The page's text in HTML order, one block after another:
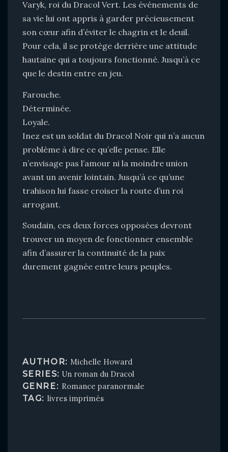
Varyk, roi du Dracol Vert. Les événements de
sa vie lui ont appris à garder précieusement
son cœur afin d’éviter le chagrin et le deuil.
Pour cela, il se protège derrière une attitude
hautaine qui a toujours fonctionné. Jusqu’à ce
que le destin entre en jeu.
Farouche.
Déterminée.
Loyale.
Inez est un soldat du Dracol Noir qui n’a aucun
problème à dire ce qu’elle pense. Elle
n’envisage pas l’amour ni la moindre union
avant un avenir lointain. Jusqu’à ce qu’une
trahison lui fasse croiser la route d’un roi
arrogant.
Soudain, ces deux forces opposées devront
trouver un moyen de fonctionner ensemble
afin d’assurer la continuité de la paix
durement gagnée entre leurs peuples.
AUTHOR: Michelle Howard
SERIES: Un roman du Dracol
GENRE: Romance paranormale
TAG: livres imprimés